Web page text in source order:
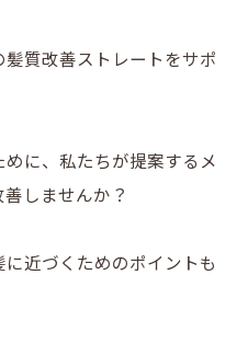
質改善ストレートをサポ
に、私たちが提案するメ
しませんか？
近づくためのポイントも